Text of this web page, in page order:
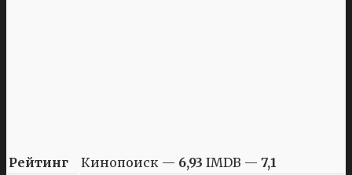
Рейтинг Кинопоиск — 6,93 IMDB — 7,1